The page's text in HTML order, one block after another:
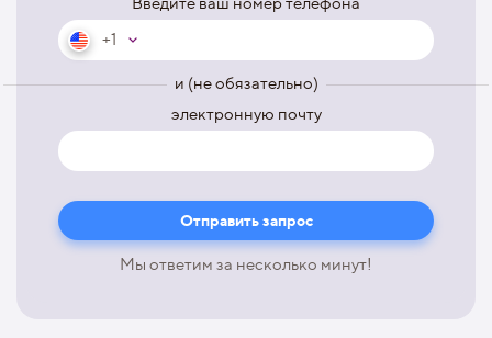
+1
и (не обязательно)
электронную почту
Мы ответим за несколько минут!